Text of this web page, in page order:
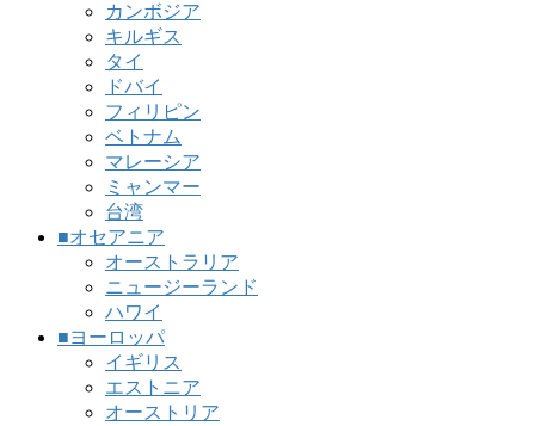
カンボジア
キルギス
タイ
ドバイ
フィリピン
ベトナム
マレーシア
ミャンマー
台湾
■オセアニア
オーストラリア
ニュージーランド
ハワイ
■ヨーロッパ
イギリス
エストニア
オーストリア